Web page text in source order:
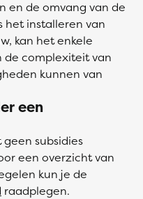
en de omvang van de
het installeren van
kan het enkele
de complexiteit van
kunnen van
een
subsidies
een overzicht van
kun je de
raadplegen.